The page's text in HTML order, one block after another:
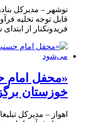
نوشهر – مدیرکل
قابل توجه تخلیه
فریدونکنار از
«محفل امام
خوزستان
اهواز – مدیرکل